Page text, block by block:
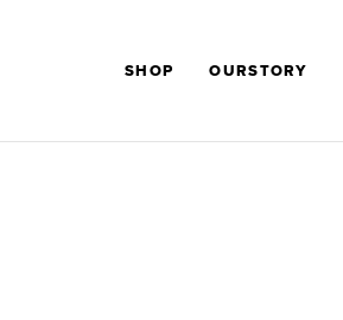
SHOP OURSTORY